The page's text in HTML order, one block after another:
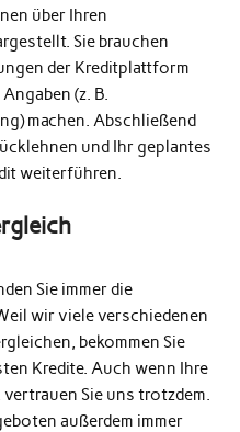
über Ihren
Sie brauchen
der Kreditplattform
(z. B.
machen. Abschließend
und Ihr geplantes
weiterführen.
Sie immer die
wir viele verschiedenen
bekommen Sie
Kredite. Auch wenn Ihre
vertrauen Sie uns trotzdem.
außerdem immer